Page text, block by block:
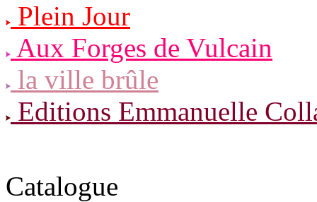
Plein Jour
Aux Forges de Vulcain
la ville brûle
Editions Emmanuelle
Catalogue